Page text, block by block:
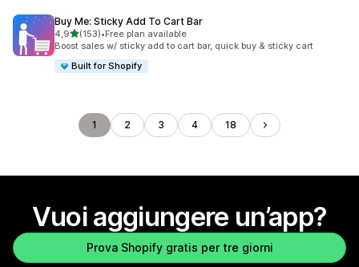
Buy Me: Sticky Add To Cart Bar
4,9stelle su 5
(153)
153 recensioni totali
•Free plan available
Boost sales w/ sticky add to cart bar, quick buy & sticky cart
Built for Shopify
1 2 3 4 18
Vuoi aggiungere un’app?
Prova Shopify gratis per tre giorni